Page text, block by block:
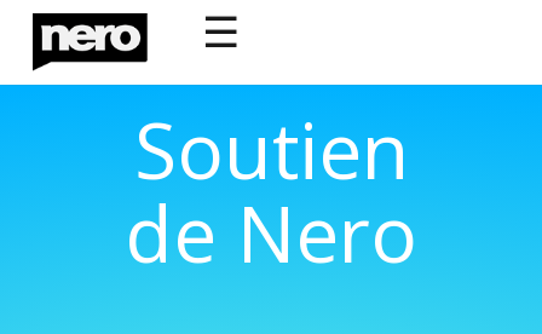
☰
Soutien
de Nero